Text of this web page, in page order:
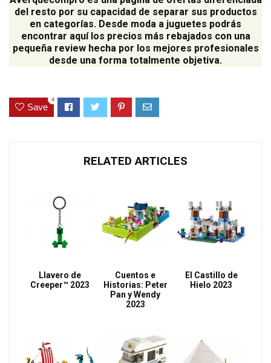
del resto por su capacidad de separar sus productos
en categorías. Desde moda a juguetes podrás
encontrar aquí los precios más rebajados con una
pequeña review hecha por los mejores profesionales
desde una forma totalmente objetiva.
Save
4
RELATED ARTICLES
Llavero de
Creeper™ 2023
Cuentos e
Historias: Peter
Pan y Wendy
2023
El Castillo de
Hielo 2023